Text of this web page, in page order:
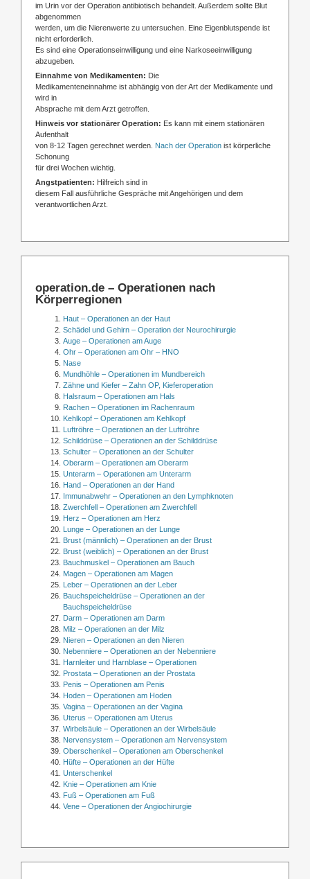
im Urin vor der Operation antibiotisch behandelt. Außerdem sollte Blut
abgenommen
werden, um die Nierenwerte zu untersuchen. Eine Eigenblutspende ist
nicht erforderlich.
Es sind eine Operationseinwilligung und eine Narkoseeinwilligung
abzugeben.
Einnahme von Medikamenten: Die
Medikamenteneinnahme ist abhängig von der Art der Medikamente und
wird in
Absprache mit dem Arzt getroffen.
Hinweis vor stationärer Operation: Es kann mit einem stationären
Aufenthalt
von 8-12 Tagen gerechnet werden. Nach der Operation ist körperliche
Schonung
für drei Wochen wichtig.
Angstpatienten: Hilfreich sind in
diesem Fall ausführliche Gespräche mit Angehörigen und dem
verantwortlichen Arzt.
operation.de – Operationen nach
Körperregionen
Haut – Operationen an der Haut
Schädel und Gehirn – Operation der Neurochirurgie
Auge – Operationen am Auge
Ohr – Operationen am Ohr – HNO
Nase
Mundhöhle – Operationen im Mundbereich
Zähne und Kiefer – Zahn OP, Kieferoperation
Halsraum – Operationen am Hals
Rachen – Operationen im Rachenraum
Kehlkopf – Operationen am Kehlkopf
Luftröhre – Operationen an der Luftröhre
Schilddrüse – Operationen an der Schilddrüse
Schulter – Operationen an der Schulter
Oberarm – Operationen am Oberarm
Unterarm – Operationen am Unterarm
Hand – Operationen an der Hand
Immunabwehr – Operationen an den Lymphknoten
Zwerchfell – Operationen am Zwerchfell
Herz – Operationen am Herz
Lunge – Operationen an der Lunge
Brust (männlich) – Operationen an der Brust
Brust (weiblich) – Operationen an der Brust
Bauchmuskel – Operationen am Bauch
Magen – Operationen am Magen
Leber – Operationen an der Leber
Bauchspeicheldrüse – Operationen an der
Bauchspeicheldrüse
Darm – Operationen am Darm
Milz – Operationen an der Milz
Nieren – Operationen an den Nieren
Nebenniere – Operationen an der Nebenniere
Harnleiter und Harnblase – Operationen
Prostata – Operationen an der Prostata
Penis – Operationen am Penis
Hoden – Operationen am Hoden
Vagina – Operationen an der Vagina
Uterus – Operationen am Uterus
Wirbelsäule – Operationen an der Wirbelsäule
Nervensystem – Operationen am Nervensystem
Oberschenkel – Operationen am Oberschenkel
Hüfte – Operationen an der Hüfte
Unterschenkel
Knie – Operationen am Knie
Fuß – Operationen am Fuß
Vene – Operationen der Angiochirurgie